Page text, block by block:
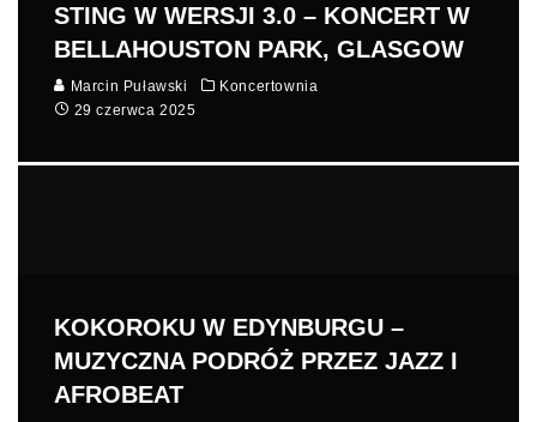
STING W WERSJI 3.0 – KONCERT W
BELLAHOUSTON PARK, GLASGOW
Marcin Puławski
Koncertownia
29 czerwca 2025
KOKOROKU W EDYNBURGU –
MUZYCZNA PODRÓŻ PRZEZ JAZZ I
AFROBEAT